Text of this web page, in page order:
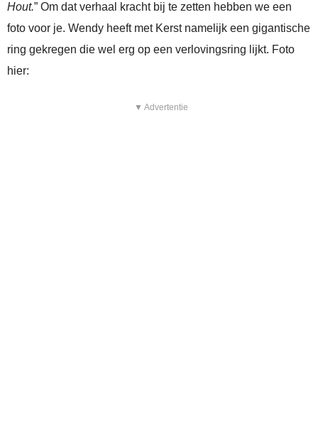
Hout.” Om dat verhaal kracht bij te zetten hebben we een
foto voor je. Wendy heeft met Kerst namelijk een gigantische
ring gekregen die wel erg op een verlovingsring lijkt. Foto
hier:
▼ Advertentie